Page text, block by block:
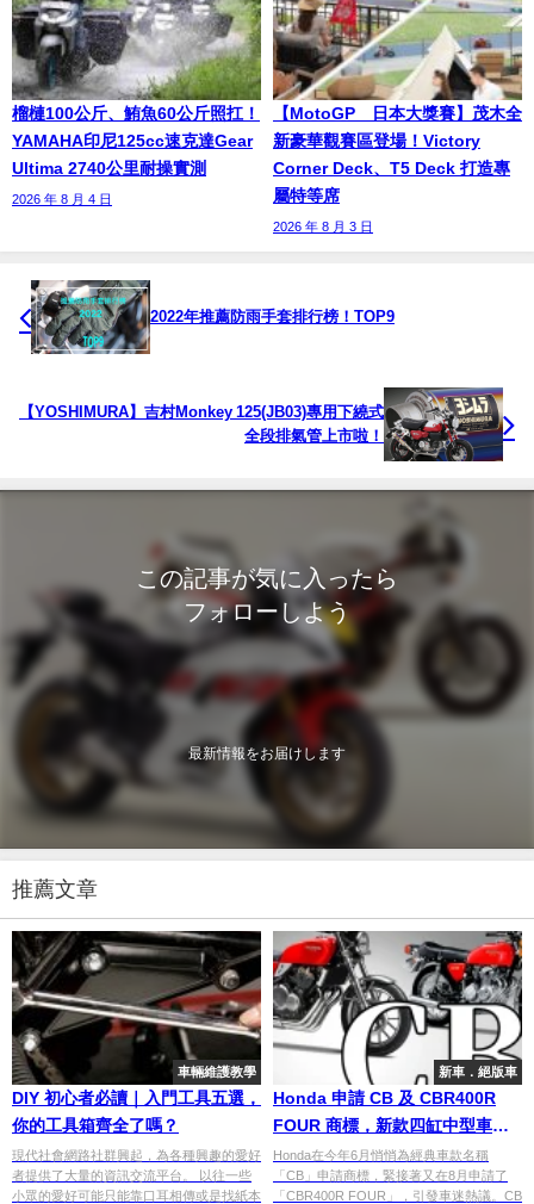
榴槤100公斤、鮪魚60公斤照扛！
YAMAHA印尼125cc速克達Gear
Ultima 2740公里耐操實測
2026 年 8 月 4 日
【MotoGP™日本大獎賽】茂木全
新豪華觀賽區登場！Victory
Corner Deck、T5 Deck 打造專
屬特等席
2026 年 8 月 3 日
2022年推薦防雨手套排行榜！TOP9
【YOSHIMURA】吉村Monkey 125(JB03)專用下繞式
全段排氣管上市啦！
この記事が気に入ったら
フォローしよう
最新情報をお届けします
推薦文章
車輛維護教學
DIY 初心者必讀｜入門工具五選，
你的工具箱齊全了嗎？
現代社會網路社群興起，為各種興趣的愛好
者提供了大量的資訊交流平台。 以往一些
小眾的愛好可能只能靠口耳相傳或是找紙本
新車．絕版車
Honda 申請 CB 及 CBR400R
FOUR 商標，新款四缸中型車型
的前奏？
Honda在今年6月悄悄為經典車款名稱
「CB」申請商標，緊接著又在8月申請了
「CBR400R FOUR」，引發車迷熱議。CB